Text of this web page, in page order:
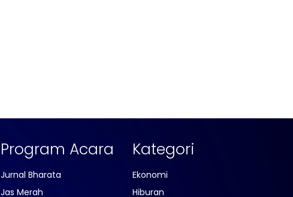
Program Acara
Jurnal Bharata
Jas Merah
Kategori
Ekonomi
Hiburan